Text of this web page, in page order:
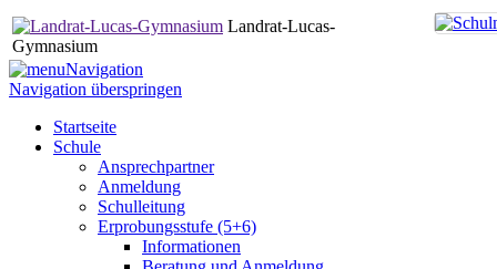
Landrat-Lucas-
Gymnasium
Navigation
Navigation überspringen
Startseite
Schule
Ansprechpartner
Anmeldung
Schulleitung
Erprobungsstufe (5+6)
Informationen